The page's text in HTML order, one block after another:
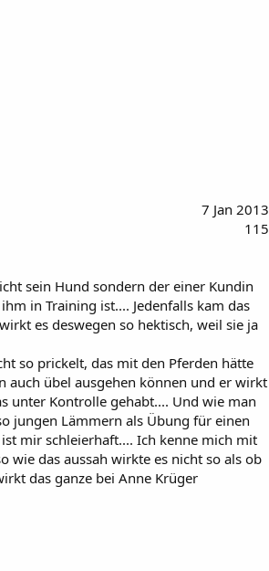
7 Jan 2013
115
sein Hund sondern der einer Kundin
in Training ist.... Jedenfalls kam das
es deswegen so hektisch, weil sie ja
so prickelt, das mit den Pferden hätte
auch übel ausgehen können und er wirkt
unter Kontrolle gehabt.... Und wie man
jungen Lämmern als Übung für einen
mir schleierhaft.... Ich kenne mich mit
wie das aussah wirkte es nicht so als ob
das ganze bei Anne Krüger